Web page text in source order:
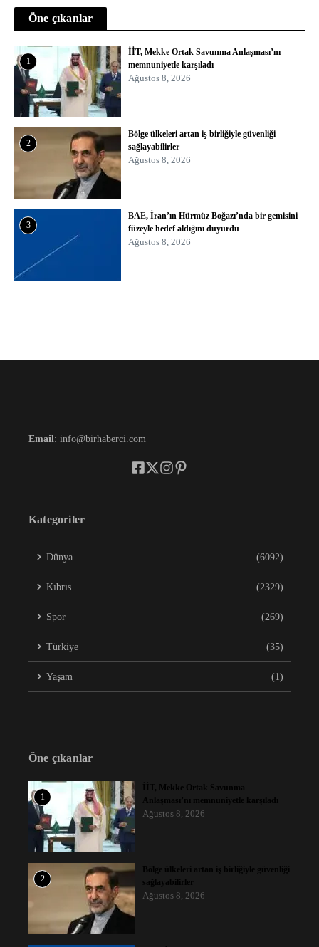
Öne çıkanlar
1
İİT, Mekke Ortak Savunma Anlaşması’nı
memnuniyetle karşıladı
Ağustos 8, 2026
2
Bölge ülkeleri artan iş birliğiyle güvenliği
sağlayabilirler
Ağustos 8, 2026
3
BAE, İran’ın Hürmüz Boğazı’nda bir gemisini
füzeyle hedef aldığını duyurdu
Ağustos 8, 2026
Email : info@birhaberci.com
Kategoriler
Dünya (6092)
Kıbrıs (2329)
Spor (269)
Türkiye (35)
Yaşam (1)
Öne çıkanlar
1
İİT, Mekke Ortak Savunma
Anlaşması’nı memnuniyetle karşıladı
Ağustos 8, 2026
2
Bölge ülkeleri artan iş birliğiyle güvenliği
sağlayabilirler
Ağustos 8, 2026